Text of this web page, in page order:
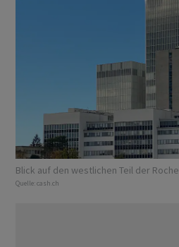
Blick auf den westlichen Teil der
Quelle: cash.ch